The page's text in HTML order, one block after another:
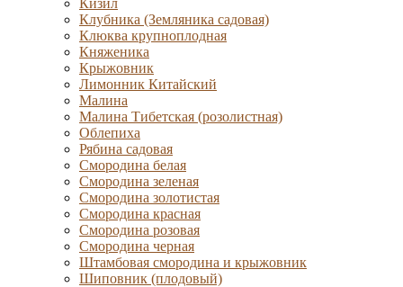
Кизил
Клубника (Земляника садовая)
Клюква крупноплодная
Княженика
Крыжовник
Лимонник Китайский
Малина
Малина Тибетская (розолистная)
Облепиха
Рябина садовая
Смородина белая
Смородина зеленая
Смородина золотистая
Смородина красная
Смородина розовая
Смородина черная
Штамбовая смородина и крыжовник
Шиповник (плодовый)